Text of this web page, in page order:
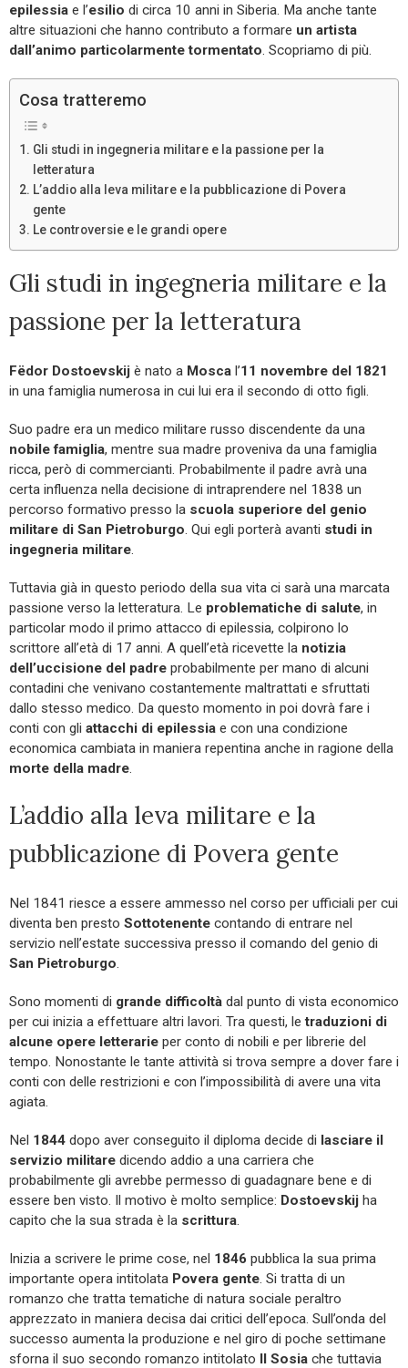
epilessia e l’esilio di circa 10 anni in Siberia. Ma anche tante
altre situazioni che hanno contributo a formare un artista
dall’animo particolarmente tormentato. Scopriamo di più.
Cosa tratteremo
Gli studi in ingegneria militare e la passione per la
letteratura
L’addio alla leva militare e la pubblicazione di Povera
gente
Le controversie e le grandi opere
Gli studi in ingegneria militare e la
passione per la letteratura
Fëdor Dostoevskij è nato a Mosca l’11 novembre del 1821
in una famiglia numerosa in cui lui era il secondo di otto figli.
Suo padre era un medico militare russo discendente da una
nobile famiglia, mentre sua madre proveniva da una famiglia
ricca, però di commercianti. Probabilmente il padre avrà una
certa influenza nella decisione di intraprendere nel 1838 un
percorso formativo presso la scuola superiore del genio
militare di San Pietroburgo. Qui egli porterà avanti studi in
ingegneria militare.
Tuttavia già in questo periodo della sua vita ci sarà una marcata
passione verso la letteratura. Le problematiche di salute, in
particolar modo il primo attacco di epilessia, colpirono lo
scrittore all’età di 17 anni. A quell’età ricevette la notizia
dell’uccisione del padre probabilmente per mano di alcuni
contadini che venivano costantemente maltrattati e sfruttati
dallo stesso medico. Da questo momento in poi dovrà fare i
conti con gli attacchi di epilessia e con una condizione
economica cambiata in maniera repentina anche in ragione della
morte della madre.
L’addio alla leva militare e la
pubblicazione di Povera gente
Nel 1841 riesce a essere ammesso nel corso per ufficiali per cui
diventa ben presto Sottotenente contando di entrare nel
servizio nell’estate successiva presso il comando del genio di
San Pietroburgo.
Sono momenti di grande difficoltà dal punto di vista economico
per cui inizia a effettuare altri lavori. Tra questi, letraduzioni di
alcune opere letterarie per conto di nobili e per librerie del
tempo. Nonostante le tante attività si trova sempre a dover fare i
conti con delle restrizioni e con l’impossibilità di avere una vita
agiata.
Nel 1844 dopo aver conseguito il diploma decide di lasciare il
servizio militare dicendo addio a una carriera che
probabilmente gli avrebbe permesso di guadagnare bene e di
essere ben visto. Il motivo è molto semplice: Dostoevskij ha
capito che la sua strada è la scrittura.
Inizia a scrivere le prime cose, nel 1846 pubblica la sua prima
importante opera intitolata Povera gente. Si tratta di un
romanzo che tratta tematiche di natura sociale peraltro
apprezzato in maniera decisa dai critici dell’epoca. Sull’onda del
successo aumenta la produzione e nel giro di poche settimane
sforna il suo secondo romanzo intitolato Il Sosia che tuttavia